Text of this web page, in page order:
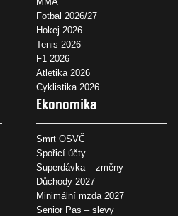
Fotbal 2026/27
Hokej 2026
Tenis 2026
F1 2026
Atletika 2026
Cyklistika 2026
Ekonomika
Smrt OSVČ
Spořicí účty
Superdávka – změny
Důchody 2027
Minimální mzda 2027
Senior Pas – slevy